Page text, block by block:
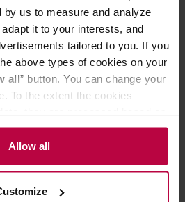
us to measure and analyze
it to your interests, and
tailored to you. If you
above types of cookies on your
all” button. You can change your
To the extent the cookies
ALL GOOD S.A., ul.
100 Kołobrzeg) or third parties’
are to ensure a high quality of
and authorized entities. More
Allow all
- Kubek Łap
79,00 zł
Loveramics